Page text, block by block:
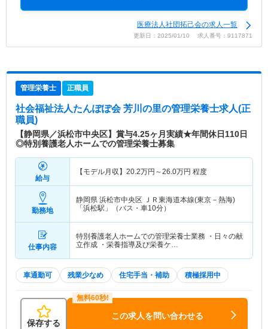
医療法人社団拓己会の求人一覧
更新日：2025/01/10 求人番号：9117871
管理栄養士 正職員
社会福祉法人たんぽぽ会 芳川の里の管理栄養士求人(正
職員)
【静岡県／浜松市中央区】賞与4.25ヶ月実績★年間休日110日
◎特別養護老人ホームでの管理栄養士募集
給与
【モデル月収】 20.2万円～26.0万円 程度
勤務地
静岡県 浜松市中央区 ＪＲ東海道本線(東京－熱海)
「浜松駅」（バス・車10分）
仕事内容
特別養護老人ホームでの管理栄養士業務 ・日々の献
立作成 ・栄養指導及び栄養ケ…
車通勤可 残業少なめ 住宅手当・補助 積極採用中
保存する
この求人を問い合わせる